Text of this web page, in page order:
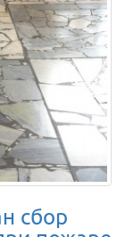
сбор